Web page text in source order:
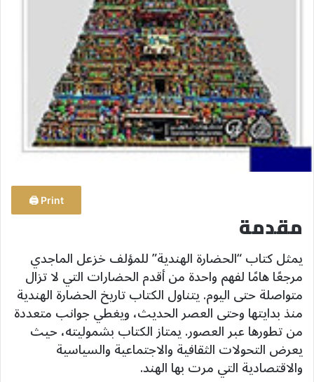
ا
Print 🖨
مقدمة
يمثل كتاب “الحضارة الهندية” للمؤلف خزعل الماجدي
مرجعًا هامًا لفهم واحدة من أقدم الحضارات التي لا تزال
متواصلة حتى اليوم. يتناول الكتاب تاريخ الحضارة الهندية
منذ بدايتها وحتى العصر الحديث، ويغطي جوانب متعددة
من تطورها عبر العصور. يمتاز الكتاب بشموليته، حيث
يعرض التحولات الثقافية والاجتماعية والسياسية
والاقتصادية التي مرت بها الهند.